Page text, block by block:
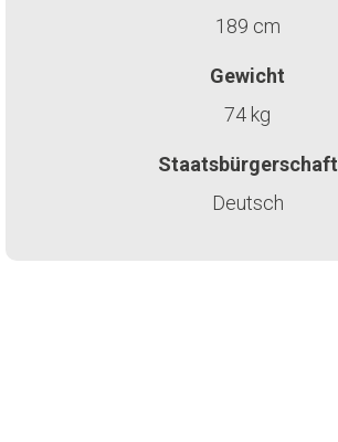
189 cm
Gewicht
74 kg
Staatsbürgerschaft
Deutsch